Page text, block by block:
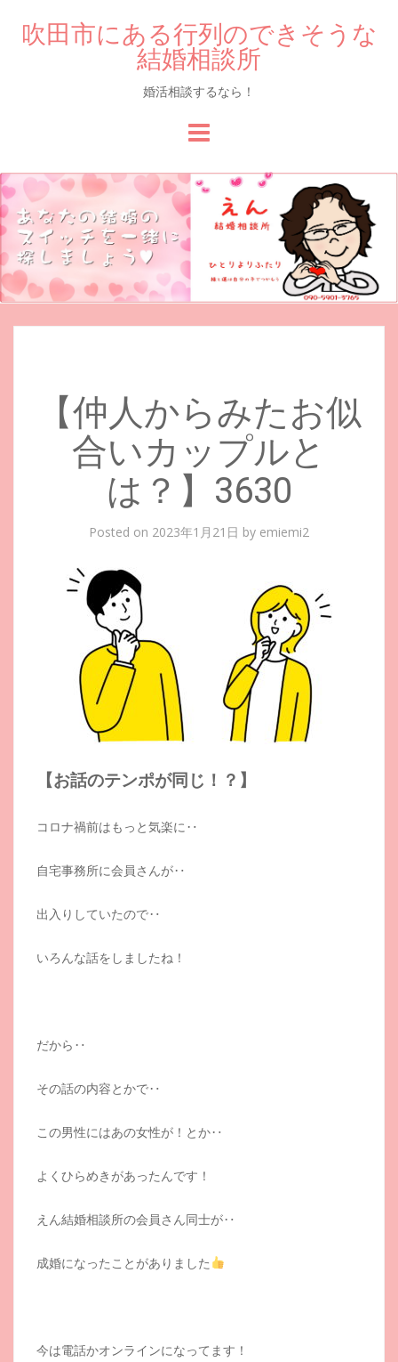
吹田市にある行列のできそうな
結婚相談所
婚活相談するなら！
to
content
【仲人からみたお似
合いカップルと
は？】3630
Posted on 2023年1月21日 by emiemi2
【お話のテンポが同じ！？】
コロナ禍前はもっと気楽に‥
自宅事務所に会員さんが‥
出入りしていたので‥
いろんな話をしましたね！
だから‥
その話の内容とかで‥
この男性にはあの女性が！とか‥
よくひらめきがあったんです！
えん結婚相談所の会員さん同士が‥
成婚になったことがありました
今は電話かオンラインになってます！